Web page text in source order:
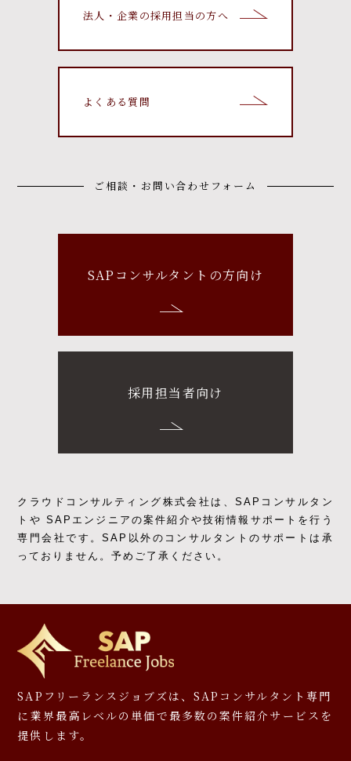
法人・企業の採用担当の方へ
よくある質問
ご相談・お問い合わせフォーム
SAPコンサルタントの方向け
採用担当者向け
クラウドコンサルティング株式会社は、SAPコンサルタン
トや SAPエンジニアの案件紹介や技術情報サポートを行う
専門会社です。SAP以外のコンサルタントのサポートは承
っておりません。予めご了承ください。
SAPフリーランスジョブズは、SAPコンサルタント専門
に 業界最高レベルの単価で最多数の案件紹介サービスを
提供します。